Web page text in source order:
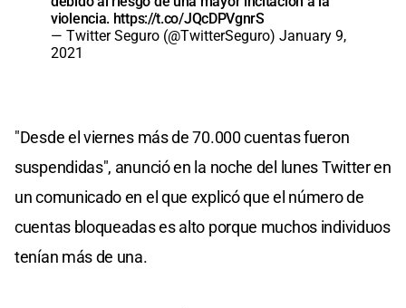
violencia. https://t.co/JQcDPVgnrS
— Twitter Seguro (@TwitterSeguro) January 9,
2021
"Desde el viernes más de 70.000 cuentas fueron
suspendidas", anunció en la noche del lunes Twitter en
un comunicado en el que explicó que el número de
cuentas bloqueadas es alto porque muchos individuos
tenían más de una.